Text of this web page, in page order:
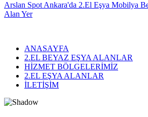
Arslan Spot Ankara'da 2.El Eşya Mobilya
Alan Yer
ANASAYFA
2.EL BEYAZ EŞYA ALANLAR
HİZMET BÖLGELERİMİZ
2.EL EŞYA ALANLAR
İLETİŞİM